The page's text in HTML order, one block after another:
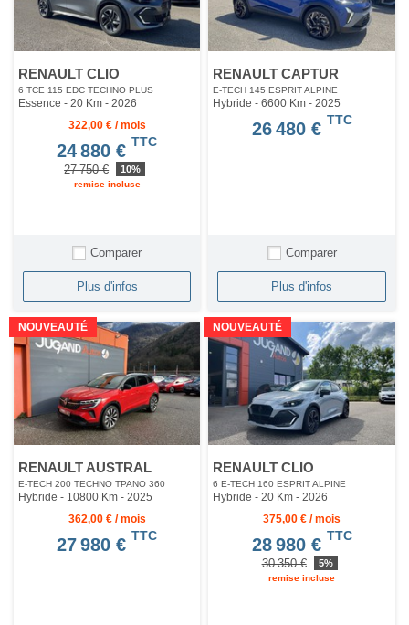
RENAULT CLIO
6 TCE 115 EDC TECHNO PLUS
Essence - 20 Km - 2026
322,00 € / mois
24 880 € TTC
27 750 € 10%
remise incluse
Comparer
Plus d'infos
RENAULT CAPTUR
E-TECH 145 ESPRIT ALPINE
Hybride - 6600 Km- 2025
26 480 € TTC
Comparer
Plus d'infos
NOUVEAUTÉ
RENAULT AUSTRAL
E-TECH 200 TECHNO TPANO 360
Hybride - 10800 Km - 2025
362,00 € / mois
27 980 € TTC
NOUVEAUTÉ
RENAULT CLIO
6 E-TECH 160 ESPRIT ALPINE
Hybride - 20 Km- 2026
375,00 € / mois
28 980 € TTC
30 350 € 5%
remise incluse